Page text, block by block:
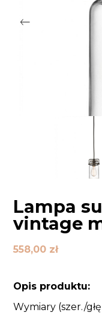
Lampa
vintage
558,00 zł
Opis produktu:
Wymiary (szer./